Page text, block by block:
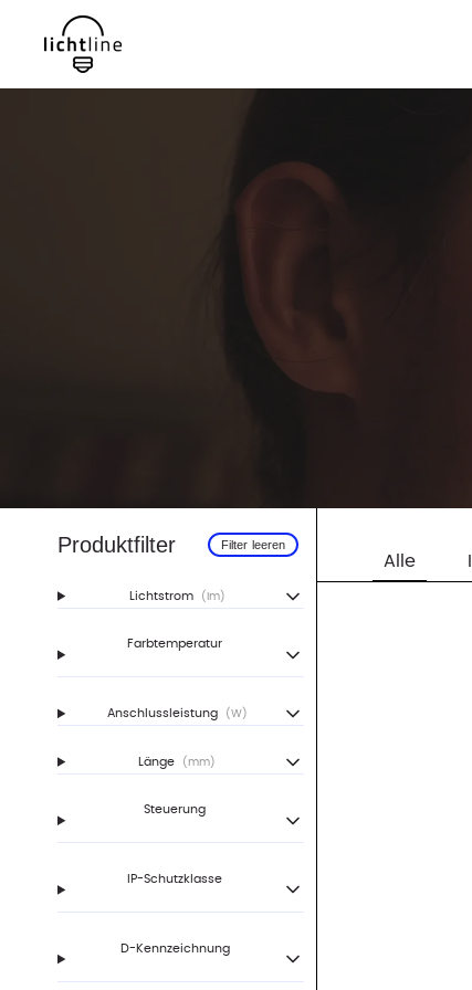
Produktfilter Filter leeren
Lichtstrom (lm)
Farbtemperatur
Anschlussleistung (W)
Länge (mm)
Steuerung
IP-Schutzklasse
D-Kennzeichnung
Alle